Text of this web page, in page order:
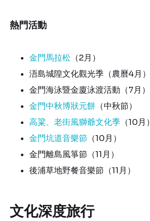
熱門活動
金門馬拉松 （2月）
浯島城隍文化觀光季（農曆4月）
金門海泳暨金廈泳渡活動（7月）
金門中秋博狀元餅 （中秋節）
高粱、老街風獅爺文化季 （10月）
金門坑道音樂節 （10月）
金門離島風箏節（11月）
後浦草地野餐音樂節（11月）
文化深度旅行